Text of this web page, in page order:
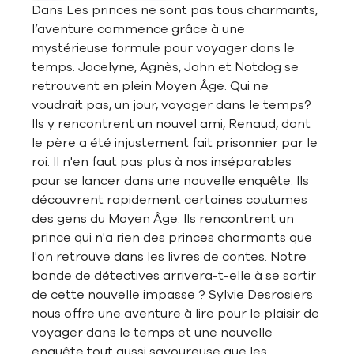
Dans Les princes ne sont pas tous charmants,
l’aventure commence grâce à une
mystérieuse formule pour voyager dans le
temps. Jocelyne, Agnès, John et Notdog se
retrouvent en plein Moyen Âge. Qui ne
voudrait pas, un jour, voyager dans le temps?
Ils y rencontrent un nouvel ami, Renaud, dont
le père a été injustement fait prisonnier par le
roi. Il n'en faut pas plus à nos inséparables
pour se lancer dans une nouvelle enquête. Ils
découvrent rapidement certaines coutumes
des gens du Moyen Âge. Ils rencontrent un
prince qui n'a rien des princes charmants que
l'on retrouve dans les livres de contes. Notre
bande de détectives arrivera-t-elle à se sortir
de cette nouvelle impasse ? Sylvie Desrosiers
nous offre une aventure à lire pour le plaisir de
voyager dans le temps et une nouvelle